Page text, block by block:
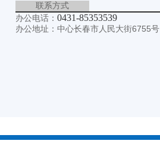
联系方式
办公电话： 0431-85353539
办公地址：中心长春市人民大街6755号